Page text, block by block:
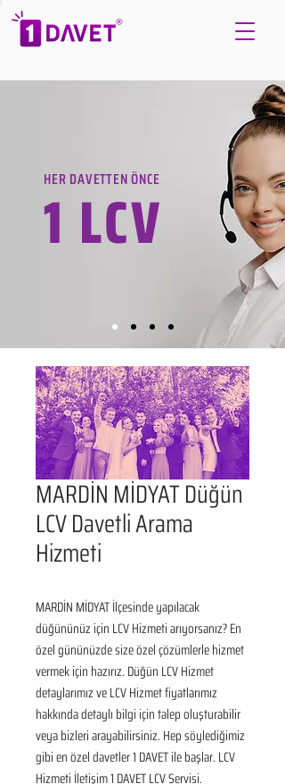
HER DAVETTEN ÖNCE
1 LCV
MARDİN MİDYAT Düğün
LCV Davetli Arama
Hizmeti
MARDİN MİDYAT İlçesinde yapılacak
düğününüz için LCV Hizmeti arıyorsanız? En
özel gününüzde size özel çözümlerle hizmet
vermek için hazırız. Düğün LCV Hizmet
detaylarımız ve LCV Hizmet fiyatlarımız
hakkında detaylı bilgi için talep oluşturabilir
veya bizleri arayabilirsiniz. Hep söylediğimiz
gibi en özel davetler 1 DAVET ile başlar. LCV
Hizmeti İletişim 1 DAVET LCV Servisi.